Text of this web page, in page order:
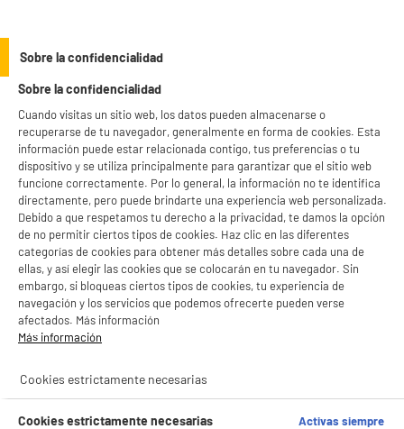
gaming
Sillas y Escritorios
gaming
Simuladores
gaming
Periféricos y Accesorios
gaming
productItem_availability_txt-
current-store
LEGANÉS, MADRID
productItem__availability-
change-btn
DEPOT
Con el fin de mejorar tu experiencia, y tras tu consentimiento, ELECTRO DEPOT
Sobre la confidencialidad
Sobre la confidencialidad
Cuando visitas un sitio web, los datos pueden almacenarse o
recuperarse de tu navegador, generalmente en forma de cookies. Esta
información puede estar relacionada contigo, tus preferencias o tu
dispositivo y se utiliza principalmente para garantizar que el sitio web
funcione correctamente. Por lo general, la información no te identifica
directamente, pero puede brindarte una experiencia web personalizada.
Debido a que respetamos tu derecho a la privacidad, te damos la opción
de no permitir ciertos tipos de cookies. Haz clic en las diferentes
categorías de cookies para obtener más detalles sobre cada una de
ellas, y así elegir las cookies que se colocarán en tu navegador. Sin
embargo, si bloqueas ciertos tipos de cookies, tu experiencia de
navegación y los servicios que podemos ofrecerte pueden verse
afectados. Más información
Más información
Cookies estrictamente necesarias
Cookies estrictamente necesarias
Activas siempre